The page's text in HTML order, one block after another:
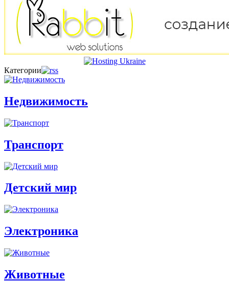
Категории
Недвижимость
Транспорт
Детский мир
Электроника
Животные